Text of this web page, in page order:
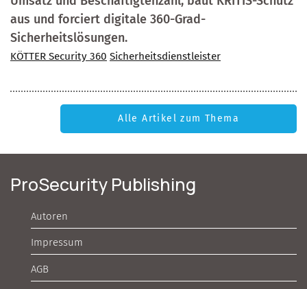
aus und forciert digitale 360-Grad-
Sicherheitslösungen.
KÖTTER Security 360 Sicherheitsdienstleister
Alle Artikel zum Thema
ProSecurity Publishing
Autoren
Impressum
AGB